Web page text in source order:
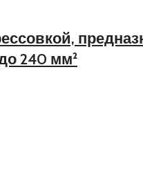
240 мм²